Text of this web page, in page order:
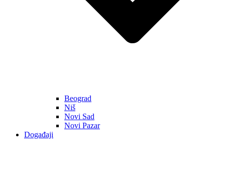
Beograd
Niš
Novi Sad
Novi Pazar
Događaji